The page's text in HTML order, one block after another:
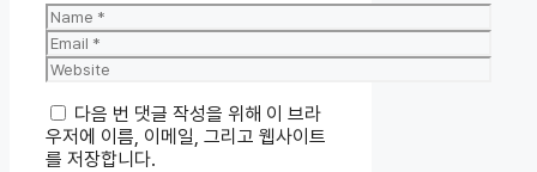
Name
Email
Website
다음 번 댓글 작성을 위해 이 브라
우저에 이름, 이메일, 그리고 웹사이트
를 저장합니다.